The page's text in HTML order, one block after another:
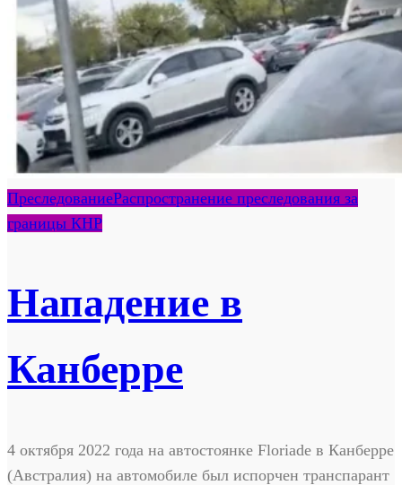
ПреследованиеРаспространение преследования за
границы КНР
Нападение в
Канберре
4 октября 2022 года на автостоянке Floriade в Канберре
(Австралия) на автомобиле был испорчен транспарант